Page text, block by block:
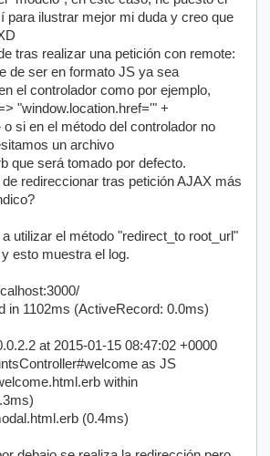
para ilustrar mejor mi duda y creo que
tras realizar una petición con remote:
de ser en formato JS ya sea
el controlador como por ejemplo,
"window.location.href='" +
si en el método del controlador no
un archivo
que será tomado por defecto.
redireccionar tras petición AJAX más
utilizar el método "redirect_to root_url"
esto muestra el log.
in 1102ms (ActiveRecord: 0.0ms)
at 2015-01-15 08:47:02 +0000
as JS
within
(0.4ms)